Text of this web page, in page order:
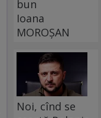
bun
Ioana
MOROȘAN
Noi, cînd se